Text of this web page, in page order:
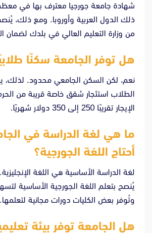
شهادة جامعة جورجيا معترف بها في
ذلك الدول العربية وأوروبا. ومع ذلك،
من وزارة التعليم العالي في بلدك لضمان
هل توفر الجامعة سكنًا
نعم، لكن السكن الجامعي محدود. لذلك،
الطلاب استئجار شقق خاصة قريبة من
الإيجار تقريبًا 250 إلى 350 دولار شهريًا.
ما هي لغة الدراسة في
أحتاج اللغة الجورجية؟
لغة الدراسة الأساسية هي اللغة
يُنصح بتعلم اللغة الجورجية الأساسية
وتُوفر بعض الكليات دورات مجانية لتعلمها.
هل الجامعة توفر بيئة